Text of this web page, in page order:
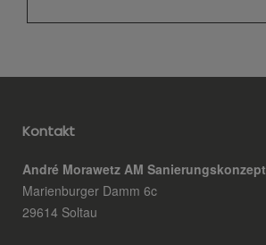
Kontakt
André Morawetz AM Sanierungskonzept
Marienburger Damm 6c
29614 Soltau